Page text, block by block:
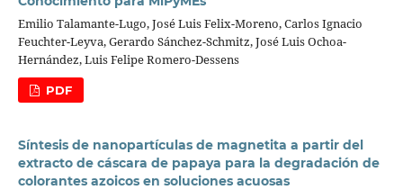
Emilio Talamante-Lugo, José Luis Felix-Moreno, Carlos Ignacio
Feuchter-Leyva, Gerardo Sánchez-Schmitz, José Luis Ochoa-
Hernández, Luis Felipe Romero-Dessens
PDF
Síntesis de nanopartículas de magnetita a partir del
extracto de cáscara de papaya para la degradación de
colorantes azoicos en soluciones acuosas